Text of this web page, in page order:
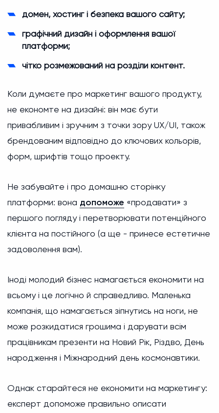
домен, хостинг і безпека вашого сайту;
графічний дизайн і оформлення вашої
платформи;
чітко розмежований на розділи контент.
Коли думаєте про маркетинг вашого продукту,
не економте на дизайні: він має бути
привабливим і зручним з точки зору UX/UI, також
брендованим відповідно до ключових кольорів,
форм, шрифтів тощо проекту.
Не забувайте і про домашню сторінку
платформи: вона допоможе «продавати» з
першого погляду і перетворювати потенційного
клієнта на постійного (а ще - принесе естетичне
задоволення вам).
Іноді молодий бізнес намагається економити на
всьому і це логічно й справедливо. Маленька
компанія, що намагається зіпнутись на ноги, не
може розкидатися грошима і дарувати всім
працівникам презенти на Новий Рік, Різдво, День
народження і Міжнародний день космонавтики.
Однак старайтеся не економити на маркетингу:
експерт допоможе правильно описати